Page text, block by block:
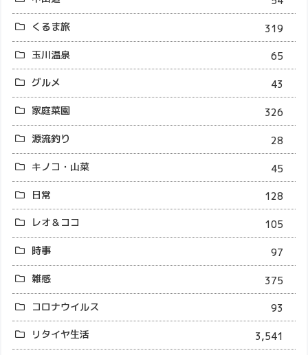
くるま旅
319
玉川温泉
65
グルメ
43
家庭菜園
326
源流釣り
28
キノコ・山菜
45
日常
128
レオ＆ココ
105
時事
97
雑感
375
コロナウイルス
93
リタイヤ生活
3,541